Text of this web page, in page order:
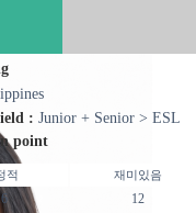
: Junior + Senior > ESL
point
적 재미있음
12